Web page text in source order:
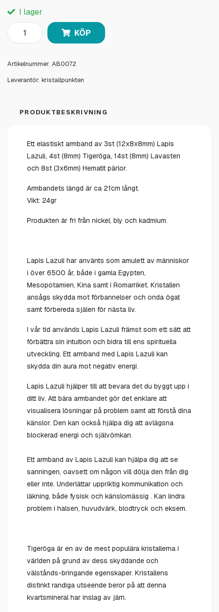
I lager
KÖP
Artikelnummer: AB0072
Leverantör: kristallpunkten
PRODUKTBESKRIVNING
Ett elastiskt armband av 3st (12x8x8mm) Lapis
Lazuli, 4st (8mm) Tigeröga, 14st (8mm) Lavasten
och 8st (3x6mm) Hematit pärlor.
Armbandets längd är ca 21cm långt.
Vikt: 24gr
Produkten är fri från nickel, bly och kadmium.
Lapis Lazuli har använts som amulett av människor
i över 6500 år, både i gamla Egypten,
Mesopotamien, Kina samt i Romarriket. Kristallen
ansågs skydda mot förbannelser och onda ögat
samt förbereda själen för nästa liv.
I vår tid används Lapis Lazuli främst som ett sätt att
förbättra sin intuition och bidra till ens spirituella
utveckling. Ett armband med Lapis Lazuli kan
skydda din aura mot negativ energi.
Lapis Lazuli hjälper till att bevara det du byggt upp i
ditt liv. Att bära armbandet gör det enklare att
visualisera lösningar på problem samt att förstå dina
känslor. Den kan också hjälpa dig att avlägsna
blockerad energi och självömkan.
Ett armband av Lapis Lazuli kan hjälpa dig att se
sanningen, oavsett om någon vill dölja den från dig
eller inte. Underlättar uppriktig kommunikation och
läkning, både fysisk och känslomässig . Kan lindra
problem i halsen, huvudvärk, blodtryck och eksem.
Tigeröga är en av de mest populära kristallerna i
världen på grund av dess skyddande och
välstånds-bringande egenskaper. Kristallens
distinkt randiga utseende beror på att denna
kvartsmineral har inslag av järn.